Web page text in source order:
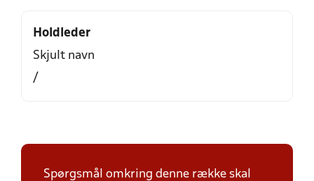
Holdleder
Skjult navn
/
Spørgsmål omkring denne række skal